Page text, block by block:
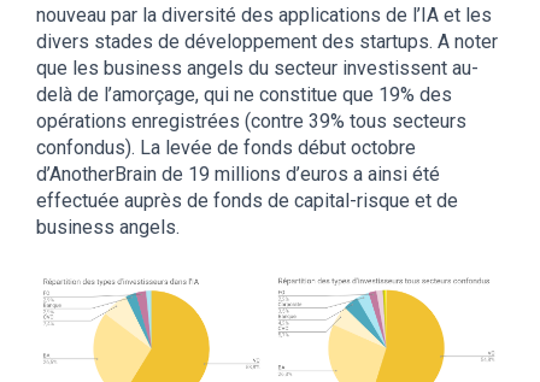
nouveau par la diversité des applications de l’IA et les
divers stades de développement des startups. A noter
que les business angels du secteur investissent au-
delà de l’amorçage, qui ne constitue que 19% des
opérations enregistrées (contre 39% tous secteurs
confondus). La levée de fonds début octobre
d’AnotherBrain de 19 millions d’euros a ainsi été
effectuée auprès de fonds de capital-risque et de
business angels.